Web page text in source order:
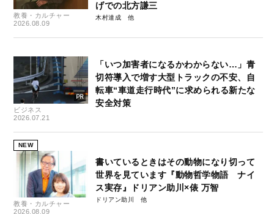
教養・カルチャー
2026.08.09
げでの北方謙三
木村達成
ビジネス
2026.07.21
「いつ加害者になるかわからない…」青
切符導入で増す大型トラックの不安、自
転車“車道走行時代”に求められる新たな
安全対策
NEW
教養・カルチャー
2026.08.09
書いているときはその動物になり切って
世界を見ています『動物哲学物語 ナイ
ス実存』ドリアン助川×俵 万智
ドリアン助川